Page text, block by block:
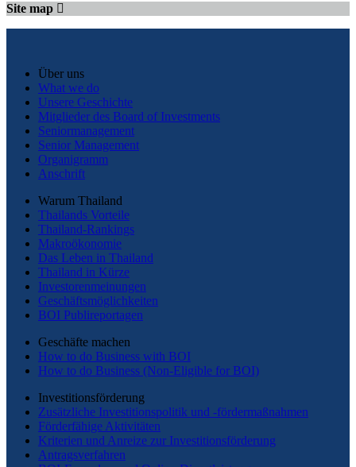
Site map
Über uns
What we do
Unsere Geschichte
Mitglieder des Board of Investments
Seniormanagement
Senior Management
Organigramm
Anschrift
Warum Thailand
Thailands Vorteile
Thailand-Rankings
Makroökonomie
Das Leben in Thailand
Thailand in Kürze
Investorenmeinungen
Geschäftsmöglichkeiten
BOI Publireportagen
Geschäfte machen
How to do Business with BOI
How to do Business (Non-Eligible for BOI)
Investitionsförderung
Zusätzliche Investitionspolitik und -fördermaßnahmen
Förderfähige Aktivitäten
Kriterien und Anreize zur Investitionsförderung
Antragsverfahren